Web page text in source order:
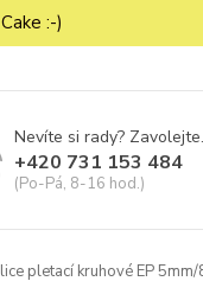
:-)
Nevíte si rady? Zavolejte.
+420 731 153 484
(Po-Pá, 8-16 hod.)
pletací kruhové EP 5mm/